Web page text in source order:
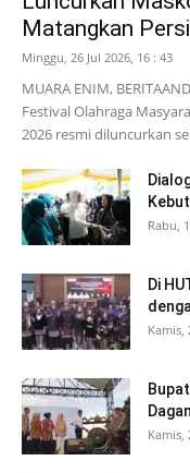
Matangkan
Minggu, 26 Jul 2026, 16 : 43
MUARA ENIM,
Festival Olahraga
2026 resmi diluncurkan
Rabu,
Di
Kamis,
Kamis,